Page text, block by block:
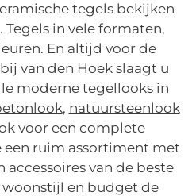
tegels bekijken
Tegels in vele formaten,
En altijd voor de
van den Hoek slaagt u
moderne tegellooks in
, natuursteenlook
voor een complete
ruim assortiment met
van de beste
woonstijl en budget de